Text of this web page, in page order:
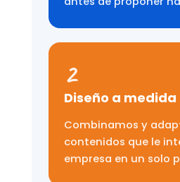
2
Diseño a medida
Combinamos y
contenidos que le
empresa en un solo